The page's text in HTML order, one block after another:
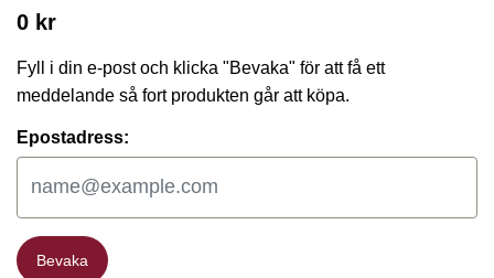
0 kr
Fyll i din e-post och klicka "Bevaka" för att få ett
meddelande så fort produkten går att köpa.
Epostadress:
Bevaka
Bevaka